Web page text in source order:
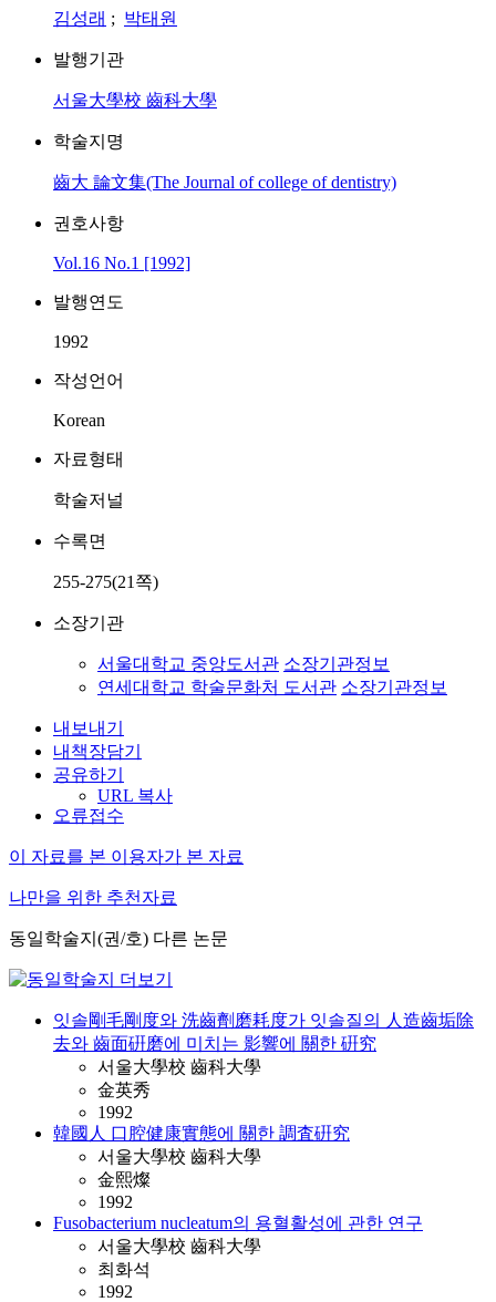
김성래 ; 박태원
발행기관
서울大學校 齒科大學
학술지명
齒大 論文集(The Journal of college of dentistry)
권호사항
Vol.16 No.1 [1992]
발행연도
1992
작성언어
Korean
자료형태
학술저널
수록면
255-275(21쪽)
소장기관
서울대학교 중앙도서관 소장기관정보
연세대학교 학술문화처 도서관 소장기관정보
내보내기
내책장담기
공유하기
URL 복사
오류접수
이 자료를 본 이용자가 본 자료
나만을 위한 추천자료
동일학술지(권/호) 다른 논문
잇솔剛毛剛度와 洗齒劑磨耗度가 잇솔질의 人造齒垢除
去와 齒面硏磨에 미치는 影響에 關한 硏究
서울大學校 齒科大學
金英秀
1992
韓國人 口腔健康實態에 關한 調査硏究
서울大學校 齒科大學
金熙燦
1992
Fusobacterium nucleatum의 용혈활성에 관한 연구
서울大學校 齒科大學
최화석
1992